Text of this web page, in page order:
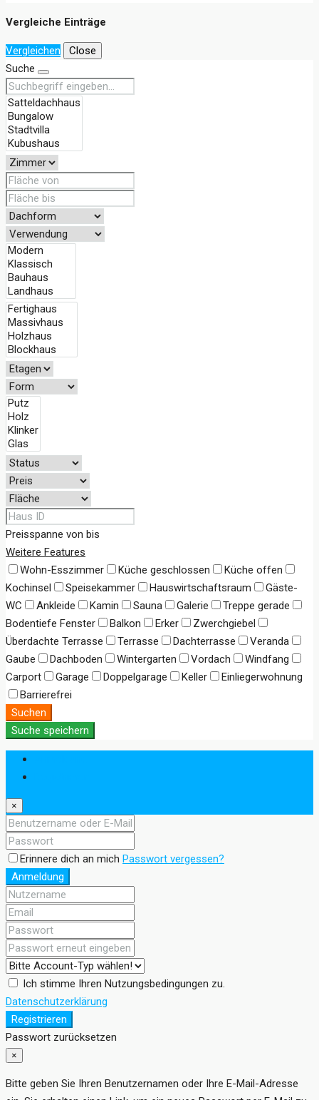
Vergleiche Einträge
Vergleichen
Close
Suche
Preisspanne von bis
Weitere Features
Wohn-Esszimmer
Küche geschlossen
Küche offen
Kochinsel
Speisekammer Hauswirtschaftsraum
Gäste-
WC
Ankleide Kamin Sauna Galerie
Treppe gerade
Bodentiefe Fenster
Balkon Erker
Zwerchgiebel
Überdachte Terrasse
Terrasse Dachterrasse
Veranda
Gaube
Dachboden Wintergarten Vordach
Windfang
Carport
Garage Doppelgarage Keller
Einliegerwohnung
Barrierefrei
Suchen
Suche speichern
×
Erinnere dich an mich Passwort vergessen?
Anmeldung
Ich stimme Ihren Nutzungsbedingungen zu.
Datenschutzerklärung
Registrieren
Passwort zurücksetzen
×
Bitte geben Sie Ihren Benutzernamen oder Ihre E-Mail-Adresse